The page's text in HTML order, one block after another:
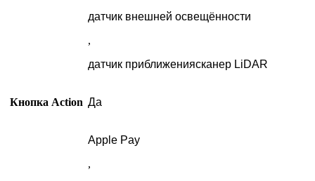
датчик внешней освещённости
,
датчик приближениясканер LiDAR
Кнопка Action Да
Apple Pay
,